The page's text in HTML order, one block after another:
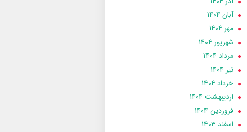
آبان 1404
مهر 1404
شهریور 1404
مرداد 1404
تير 1404
خرداد 1404
ارديبهشت 1404
فروردین 1404
اسفند 1403